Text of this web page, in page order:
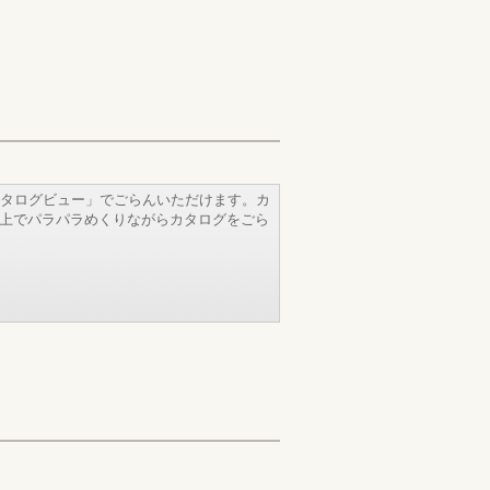
ログビュー」でごらんいただけます。カ
でパラパラめくりながらカタログをごら